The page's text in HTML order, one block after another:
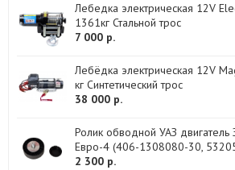
Лебедка электрическая 12V
1361кг Стальной трос
7 000 р.
Лебёдка электрическая 12V
кг Синтетический трос
38 000 р.
Ролик обводной УАЗ
Евро-4 (406-1308080-30,
2 300 р.